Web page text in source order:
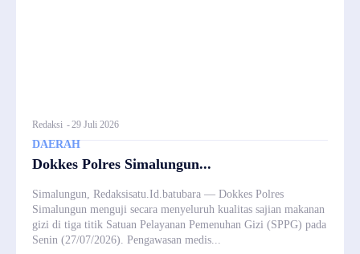
Redaksi -29 Juli 2026
DAERAH
Dokkes Polres Simalungun...
Simalungun, Redaksisatu.Id.batubara — Dokkes Polres
Simalungun menguji secara menyeluruh kualitas sajian makanan
gizi di tiga titik Satuan Pelayanan Pemenuhan Gizi (SPPG) pada
Senin (27/07/2026). Pengawasan medis...